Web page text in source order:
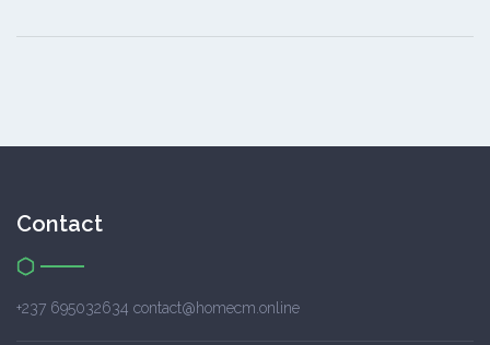
Contact
+237 695032634 contact@homecm.online